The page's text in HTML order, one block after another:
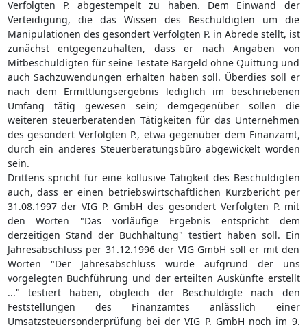
Verfolgten P. abgestempelt zu haben. Dem Einwand der
Verteidigung, die das Wissen des Beschuldigten um die
Manipulationen des gesondert Verfolgten P. in Abrede stellt, ist
zunächst entgegenzuhalten, dass er nach Angaben von
Mitbeschuldigten für seine Testate Bargeld ohne Quittung und
auch Sachzuwendungen erhalten haben soll. Überdies soll er
nach dem Ermittlungsergebnis lediglich im beschriebenen
Umfang tätig gewesen sein; demgegenüber sollen die
weiteren steuerberatenden Tätigkeiten für das Unternehmen
des gesondert Verfolgten P., etwa gegenüber dem Finanzamt,
durch ein anderes Steuerberatungsbüro abgewickelt worden
sein.
Drittens spricht für eine kollusive Tätigkeit des Beschuldigten
auch, dass er einen betriebswirtschaftlichen Kurzbericht per
31.08.1997 der VIG P. GmbH des gesondert Verfolgten P. mit
den Worten "Das vorläufige Ergebnis entspricht dem
derzeitigen Stand der Buchhaltung" testiert haben soll. Ein
Jahresabschluss per 31.12.1996 der VIG GmbH soll er mit den
Worten "Der Jahresabschluss wurde aufgrund der uns
vorgelegten Buchführung und der erteilten Auskünfte erstellt
..." testiert haben, obgleich der Beschuldigte nach den
Feststellungen des Finanzamtes anlässlich einer
Umsatzsteuersonderprüfung bei der VIG P. GmbH noch im 9.